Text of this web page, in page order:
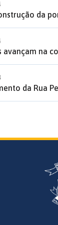
da
avançam na
da Rua